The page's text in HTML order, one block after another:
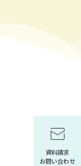
資料請求
お問い合わせ